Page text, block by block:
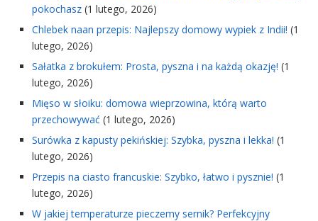
pokochasz (1 lutego, 2026)
Chlebek naan przepis: Najlepszy domowy wypiek z Indii! (1
lutego, 2026)
Sałatka z brokułem: Prosta, pyszna i na każdą okazję! (1
lutego, 2026)
Mięso w słoiku: domowa wieprzowina, którą warto
przechowywać (1 lutego, 2026)
Surówka z kapusty pekińskiej: Szybka, pyszna i lekka! (1
lutego, 2026)
Przepis na ciasto francuskie: Szybko, łatwo i pysznie! (1
lutego, 2026)
W jakiej temperaturze pieczemy sernik? Perfekcyjny